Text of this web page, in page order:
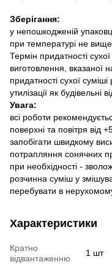
Зберігання:
у непошкодженій
при температурі не
Термін придатності
виготовлення, вказаної
придатності сухої
утилізації як будівельні
Увага:
всі роботи
поверхні та повітря від
запобігати швидкому
потрапляння сонячних
при необхідності -
розчинна суміш у
перебувати в
Характеристики
Кратно
відвантаженню
1 шт